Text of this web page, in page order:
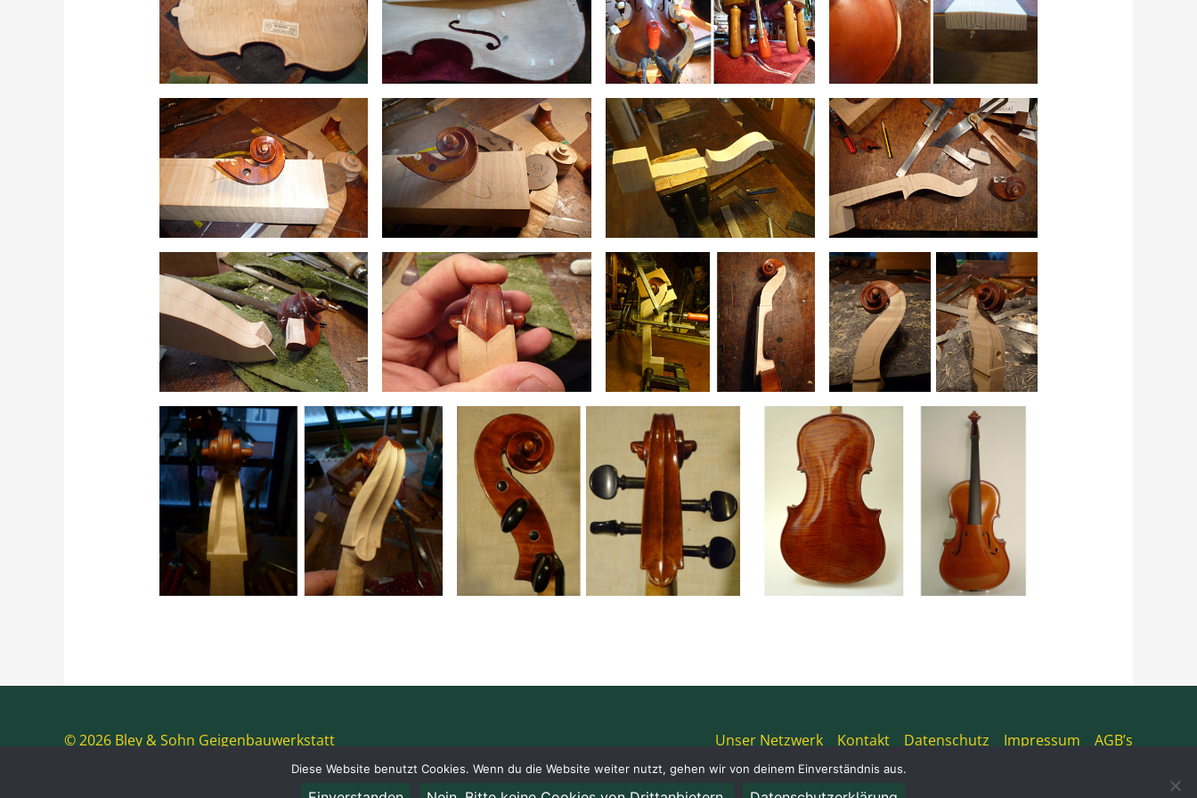
© 2026 Bley & Sohn Geigenbauwerkstatt Unser Netzwerk Kontakt Datenschutz Impressum AGB’s
Diese Website benutzt Cookies. Wenn du die Website weiter nutzt, gehen wir von deinem Einverständnis aus.